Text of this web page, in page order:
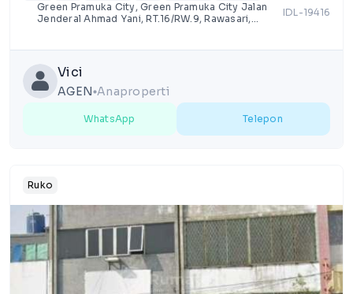
Green Pramuka City, Green Pramuka City Jalan
Jenderal Ahmad Yani, RT.16/RW.9, Rawasari,
IDL-19416
Vici
AGEN lensAnaproperti
WhatsApp Telepon
Ruko